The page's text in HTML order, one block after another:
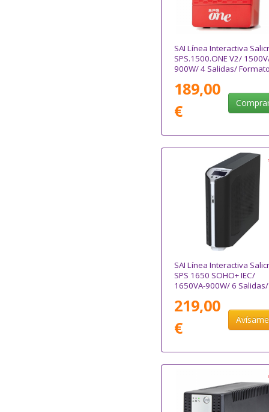
SAI Línea Interactiva
SPS.1500.ONE V2/
900W/ 4 Salidas/
189,00
€
SAI Línea Interactiva
SPS 1650 SOHO+ IEC/
1650VA-900W/ 6 Salidas/
219,00
€
Avísame